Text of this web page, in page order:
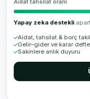
Aidat tahsilat oranı
Yapay zeka destekli
Aidat, tahsilat & borç
Gelir–gider ve karar
Sakinlere anlık duyuru